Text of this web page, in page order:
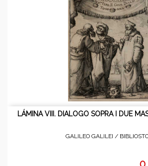
LÁMINA VIII. DIALOGO SOPRA I DUE
GALILEO GALILEI /